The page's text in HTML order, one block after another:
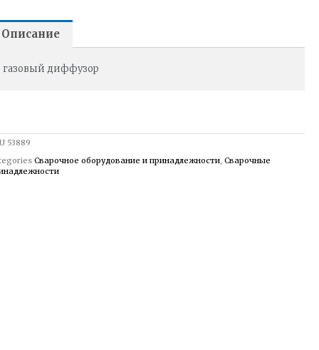
Описание
газовый диффузор
53889
Сварочное оборудование и принадлежности, Сварочные